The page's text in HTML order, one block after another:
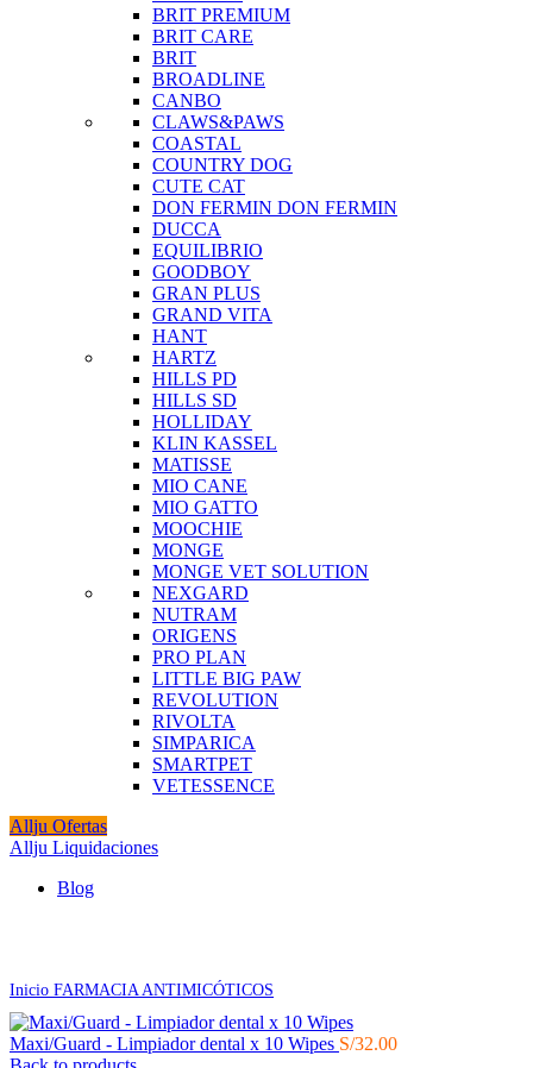
BRIT PREMIUM
BRIT CARE
BRIT
BROADLINE
CANBO
CLAWS&PAWS
COASTAL
COUNTRY DOG
CUTE CAT
DON FERMIN DON FERMIN
DUCCA
EQUILIBRIO
GOODBOY
GRAN PLUS
GRAND VITA
HANT
HARTZ
HILLS PD
HILLS SD
HOLLIDAY
KLIN KASSEL
MATISSE
MIO CANE
MIO GATTO
MOOCHIE
MONGE
MONGE VET SOLUTION
NEXGARD
NUTRAM
ORIGENS
PRO PLAN
LITTLE BIG PAW
REVOLUTION
RIVOLTA
SIMPARICA
SMARTPET
VETESSENCE
Allju Ofertas
Allju Liquidaciones
Blog
Inicio FARMACIA ANTIMICÓTICOS
Maxi/Guard - Limpiador dental x 10 Wipes S/32.00